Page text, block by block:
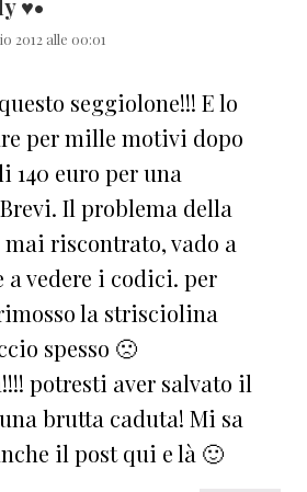
♥•
2012 alle 00:01
seggiolone!!! E lo
per mille motivi dopo
140 euro per una
Il problema della
riscontrato, vado a
a vedere i codici. per
la strisciolina
spesso 🙁
potresti aver salvato il
brutta caduta! Mi sa
il post qui e là 🙂